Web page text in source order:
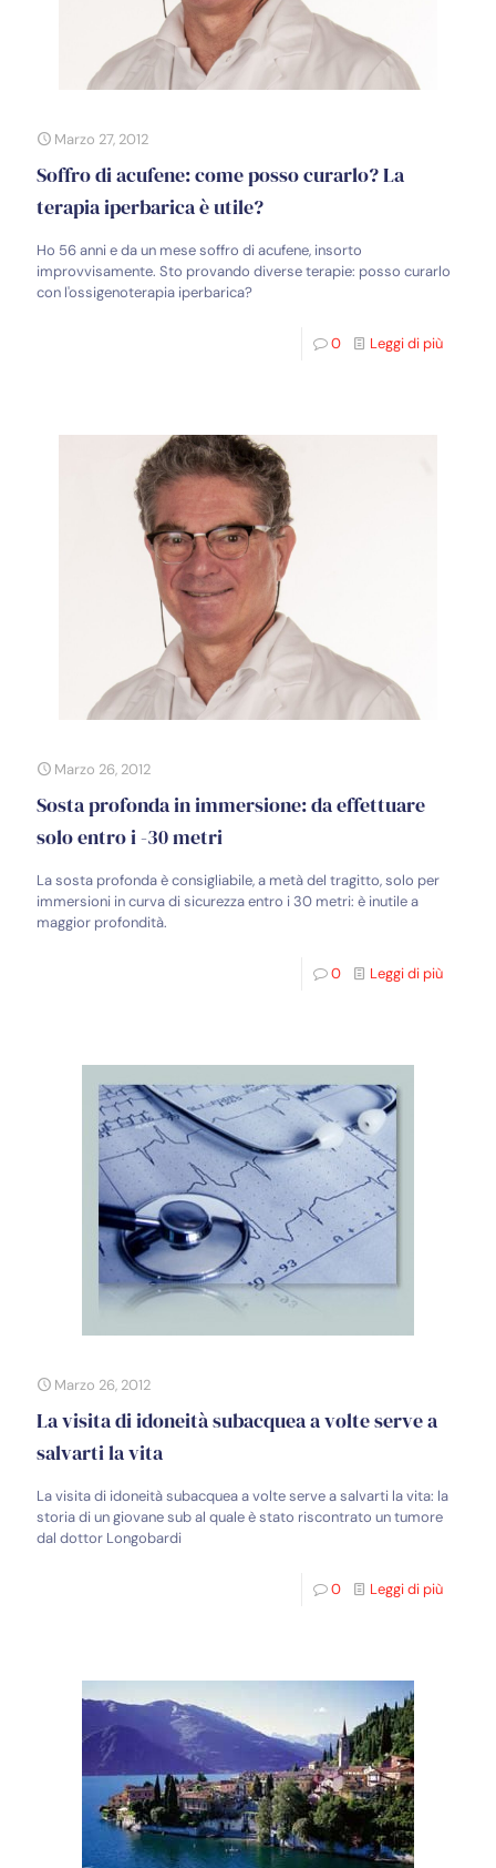
Marzo 27, 2012
Soffro di acufene: come posso curarlo? La
terapia iperbarica è utile?
Ho 56 anni e da un mese soffro di acufene, insorto
improvvisamente. Sto provando diverse terapie: posso curarlo
con l'ossigenoterapia iperbarica?
0 Leggi di più
Marzo 26, 2012
Sosta profonda in immersione: da effettuare
solo entro i -30 metri
La sosta profonda è consigliabile, a metà del tragitto, solo per
immersioni in curva di sicurezza entro i 30 metri: è inutile a
maggior profondità.
0 Leggi di più
Marzo 26, 2012
La visita di idoneità subacquea a volte serve a
salvarti la vita
La visita di idoneità subacquea a volte serve a salvarti la vita: la
storia di un giovane sub al quale è stato riscontrato un tumore
dal dottor Longobardi
0 Leggi di più